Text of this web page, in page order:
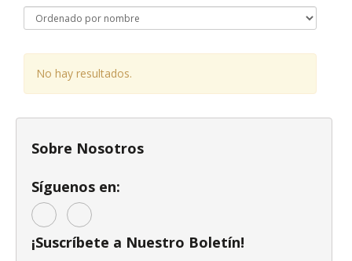
No hay resultados.
Sobre Nosotros
Síguenos en:
¡Suscríbete a Nuestro Boletín!